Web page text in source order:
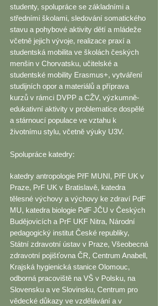
studenty, spolupráce se základními a
středními školami, sledování somatického
stavu a pohybové aktivity dětí a mládeže
včetně jejich vývoje, realizace praxí a
studentská mobilita ve školách českých
menšin v Chorvatsku, učitelské a
studentské mobility Erasmus+, vytváření
studijních opor a materiálů a příprava
kurzů v rámci DVPP a CŽV, výzkumně-
edukativní aktivity v problematice dospělé
a stárnoucí populace ve vztahu k
životnímu stylu, včetně výuky U3V.
Spolupráce katedry:
katedry antropologie PřF MUNI, PřF UK v
Praze, PrF UK v Bratislavě, katedra
tělesné výchovy a výchovy ke zdraví PdF
MU, katedra biologie PdF JČU v Českých
Budějovicích a PrF UKF Nitra, Národní
pedagogický institut České republiky,
Státní zdravotní ústav v Praze, Všeobecná
zdravotní pojišťovna ČR, Centrum Anabell,
Krajská hygienická stanice Olomouc,
odborná pracoviště na VŠ v Polsku, na
Slovensku a ve Slovinsku, Centrum pro
vědecké důkazy ve vzdělávání a v